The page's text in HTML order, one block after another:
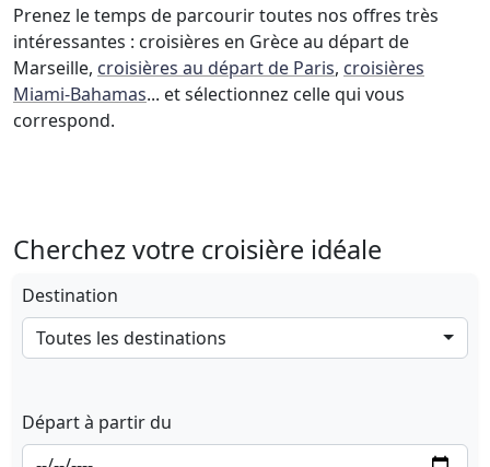
Prenez le temps de parcourir toutes nos offres très
intéressantes : croisières en Grèce au départ de
Marseille, croisières au départ de Paris, croisières
Miami-Bahamas... et sélectionnez celle qui vous
correspond.
Cherchez votre croisière idéale
Destination
Toutes les destinations
Départ à partir du